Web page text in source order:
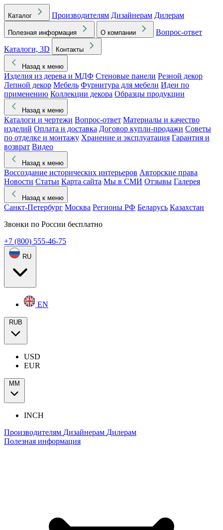
Каталог Производителям Дизайнерам Дилерам
Полезная информация О компании
Вопрос-ответ
Каталоги, 3D
Контакты
Назад к меню
Изделия из дерева и МДФ Стеновые панели Резной декор
Лепной декор Мебель Фурнитура для мебели Идеи по
применению Коллекции декора Образцы продукции
Назад к меню
Каталоги и чертежи Вопрос-ответ Материалы и качество
изделий Оплата и доставка Договор купли-продажи Советы
по отделке и монтажу Хранение и эксплуатация Гарантия и
возврат Видео
Назад к меню
Воссоздание исторических интерьеров Авторские права
Новости Статьи Карта сайта Мы в СМИ Отзывы Галерея
Назад к меню
Санкт-Петербург Москва Регионы РФ Беларусь Казахстан
Звонки по России бесплатно
+7 (800) 555-46-75
RU
EN
RUB
USD
EUR
ММ
INCH
Производителям Дизайнерам Дилерам
Полезная информация